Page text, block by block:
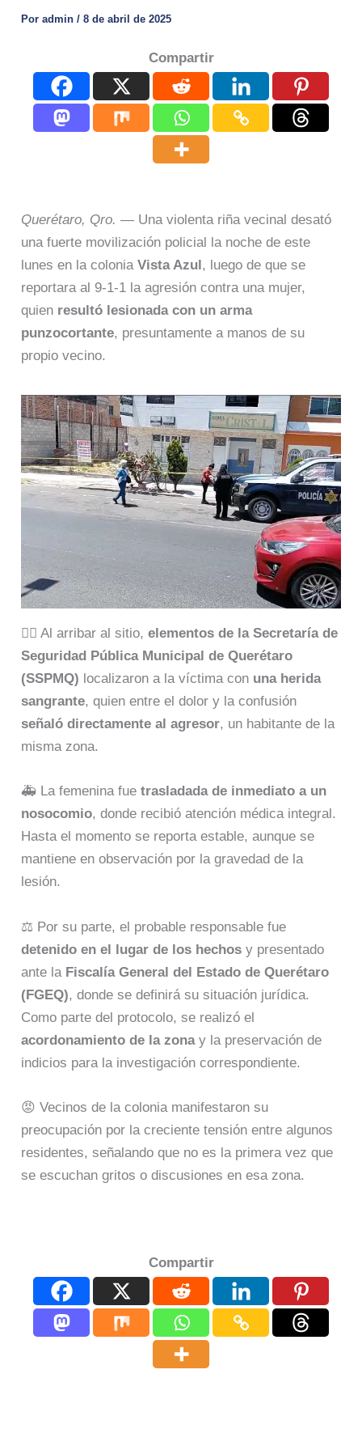
Poradmin/8 de abril de 2025
Compartir
Querétaro, Qro. — Una violenta riña vecinal desató
una fuerte movilización policial la noche de este
lunes en la coloniaVista Azul, luego de que se
reportara al 9-1-1 la agresión contra una mujer,
quien resultó lesionada con un arma
punzocortante, presuntamente a manos de su
propio vecino.
👮‍♂️ Al arribar al sitio,elementos de la Secretaría de
Seguridad Pública Municipal de Querétaro
(SSPMQ) localizaron a la víctima con una herida
sangrante, quien entre el dolor y la confusión
señaló directamente al agresor, un habitante de la
misma zona.
🚑 La femenina fuetrasladada de inmediato a un
nosocomio, donde recibió atención médica integral.
Hasta el momento se reporta estable, aunque se
mantiene en observación por la gravedad de la
lesión.
⚖️ Por su parte, el probable responsable fue
detenido en el lugar de los hechos y presentado
ante la Fiscalía General del Estado de Querétaro
(FGEQ), donde se definirá su situación jurídica.
Como parte del protocolo, se realizó el
acordonamiento de la zonay la preservación de
indicios para la investigación correspondiente.
😡 Vecinos de la colonia manifestaron su
preocupación por la creciente tensión entre algunos
residentes, señalando que no es la primera vez que
se escuchan gritos o discusiones en esa zona.
Compartir